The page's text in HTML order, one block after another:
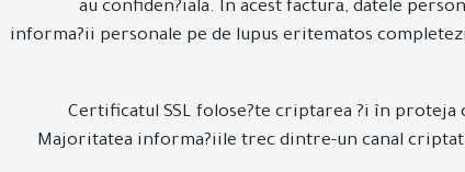
au confiden?iala. In acest factură, datele
informa?ii personale pe de lupus eritematos
Certificatul SSL folose?te criptarea ?i în proteja
Majoritatea informa?iile trec dintre-un canal